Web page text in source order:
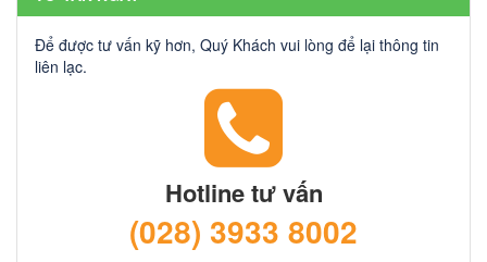
Để được tư vấn kỹ hơn, Quý Khách vui lòng để lại thông tin
liên lạc.
Hotline tư vấn
(028) 3933 8002